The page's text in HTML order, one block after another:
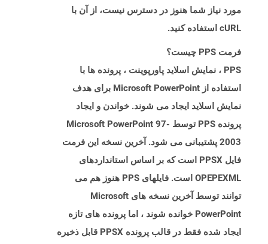
مورد نیاز شما هنوز در دسترس نیست، از آن با
cURL استفاده کنید.
فرمت PPS چیست؟
PPS ، نمایش اسلاید پاورپوینت ، پرونده ها با
استفاده از Microsoft PowerPoint برای هدف
نمایش اسلاید ایجاد می شوند. خواندن و ایجاد
پرونده PPS توسط Microsoft PowerPoint 97-
2003 پشتیبانی می شود. آخرین نسخه این فرمت
فایل PPSX است که بر اساس استانداردهای
OPEPEXML است. فایلهای PPS هنوز هم می
توانند توسط آخرین نسخه های Microsoft
PowerPoint خوانده شوند ، اما پرونده های تازه
ایجاد شده فقط در قالب پرونده PPSX قابل ذخیره